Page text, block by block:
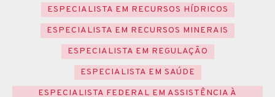
ESPECIALISTA EM RECURSOS HÍDRICOS
ESPECIALISTA EM RECURSOS MINERAIS
ESPECIALISTA EM REGULAÇÃO
ESPECIALISTA EM SAÚDE
ESPECIALISTA FEDERAL EM ASSISTÊNCIA À